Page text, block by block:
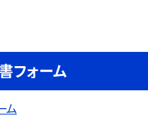
フォーム
ム